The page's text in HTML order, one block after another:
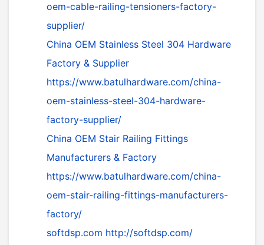
oem-cable-railing-tensioners-factory-
supplier/
China OEM Stainless Steel 304 Hardware
Factory & Supplier
https://www.batulhardware.com/china-
oem-stainless-steel-304-hardware-
factory-supplier/
China OEM Stair Railing Fittings
Manufacturers & Factory
https://www.batulhardware.com/china-
oem-stair-railing-fittings-manufacturers-
factory/
softdsp.com http://softdsp.com/